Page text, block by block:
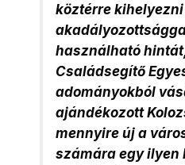
köztérre kihelyezni
használható
Családsegítő
adományokból
ajándékozott
mennyire új a
számára egy ilyen